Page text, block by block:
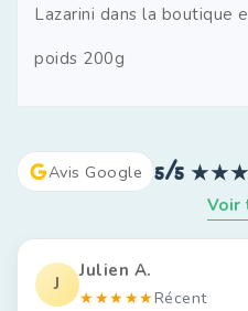
Lazarini dans la boutique
poids 200g
Avis Google 5/5
Voir
J
Julien A.
★★★★★Récent